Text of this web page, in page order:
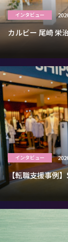
インタビュー
カルビー 尾崎 栄
インタビュー
【転職支援事例